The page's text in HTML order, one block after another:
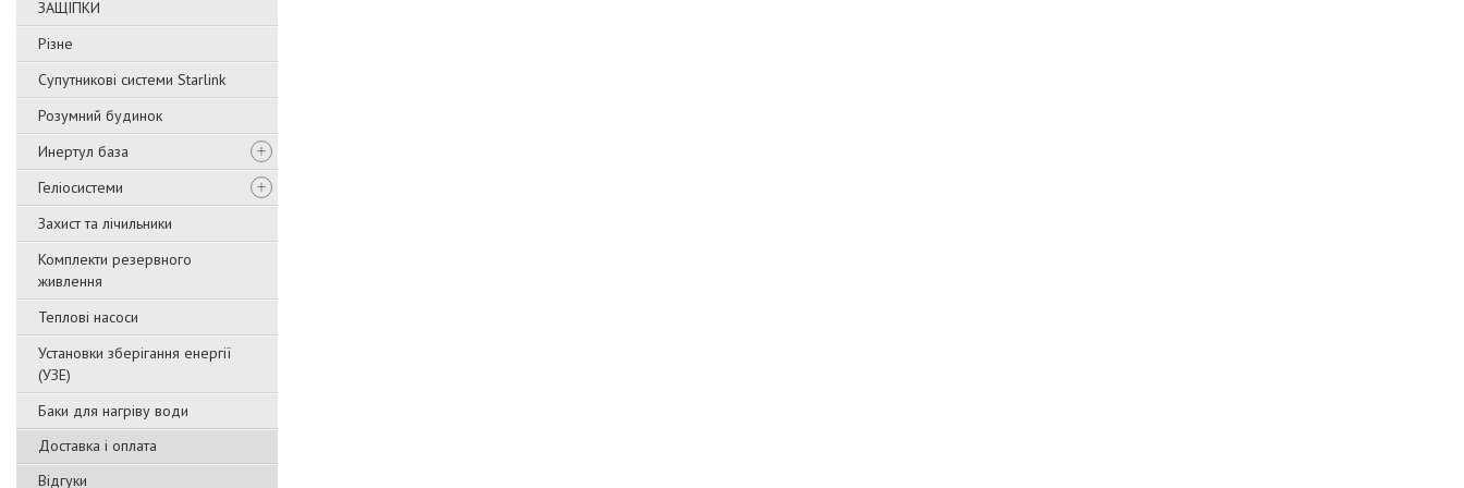
ЗАЩІПКИ
Різне
Супутникові системи Starlink
Розумний будинок
Инертул база
Геліосистеми
Захист та лічильники
Комплекти резервного
живлення
Теплові насоси
Установки зберігання енергії
(УЗЕ)
Баки для нагріву води
Доставка і оплата
Відгуки